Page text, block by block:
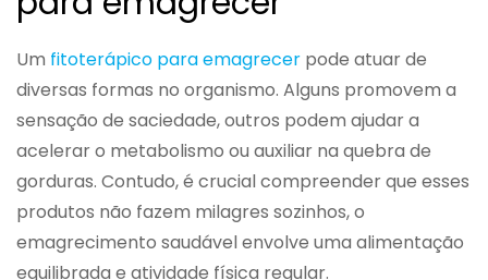
Um fitoterápico para emagrecer pode atuar de
diversas formas no organismo. Alguns promovem a
sensação de saciedade, outros podem ajudar a
acelerar o metabolismo ou auxiliar na quebra de
gorduras. Contudo, é crucial compreender que esses
produtos não fazem milagres sozinhos, o
emagrecimento saudável envolve uma alimentação
equilibrada e atividade física regular.